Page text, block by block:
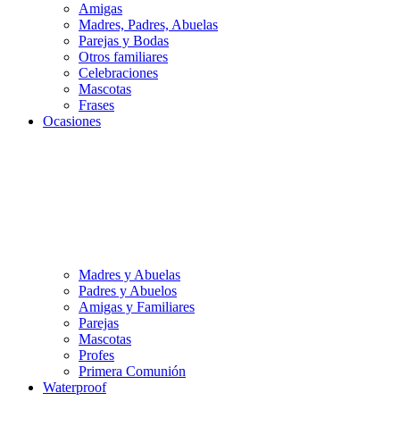
Amigas
Madres, Padres, Abuelas
Parejas y Bodas
Otros familiares
Celebraciones
Mascotas
Frases
Ocasiones
Madres y Abuelas
Padres y Abuelos
Amigas y Familiares
Parejas
Mascotas
Profes
Primera Comunión
Waterproof